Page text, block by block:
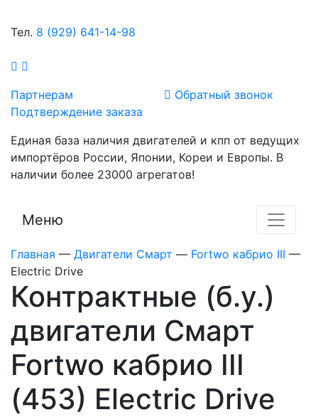
Тел. 8 (929) 641-14-98
Партнерам
Подтверждение заказа
Обратный звонок
Единая база наличия двигателей и кпп от ведущих
импортёров России, Японии, Кореи и Европы. В
наличии более 23000 агрегатов!
Меню
Главная — Двигатели Смарт — Fortwo кабрио III —
Electric Drive
Контрактные (б.у.)
двигатели Смарт
Fortwo кабрио III
(453) Electric Drive